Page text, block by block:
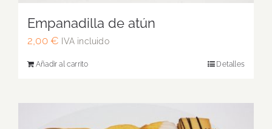
Empanadilla de atún
2,00 € IVA incluido
Añadir al carrito Detalles